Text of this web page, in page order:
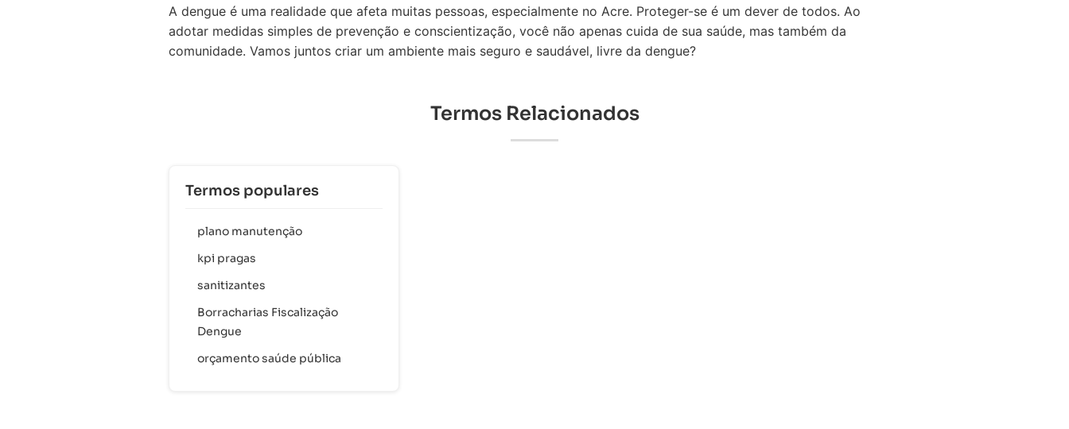
A dengue é uma realidade que afeta muitas pessoas, especialmente no Acre. Proteger-se é um dever de todos. Ao
adotar medidas simples de prevenção e conscientização, você não apenas cuida de sua saúde, mas também da
comunidade. Vamos juntos criar um ambiente mais seguro e saudável, livre da dengue?
Termos Relacionados
Termos populares
plano manutenção
kpi pragas
sanitizantes
Borracharias Fiscalização
Dengue
orçamento saúde pública